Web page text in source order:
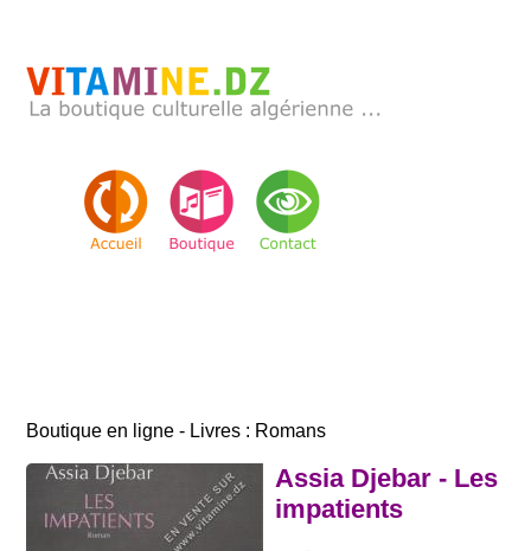
Boutique en ligne - Livres : Romans
Assia Djebar - Les
impatients